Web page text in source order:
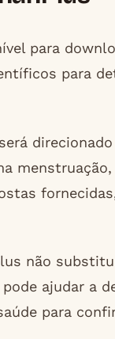
para
para
não
ajudar a
para